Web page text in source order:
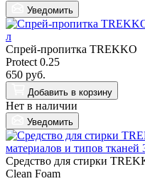
Уведомить
Спрей-пропитка TREKKO
Protect 0.25
650 руб.
Добавить в корзину
Нет в наличии
Уведомить
Средство для стирки
Clean Foam